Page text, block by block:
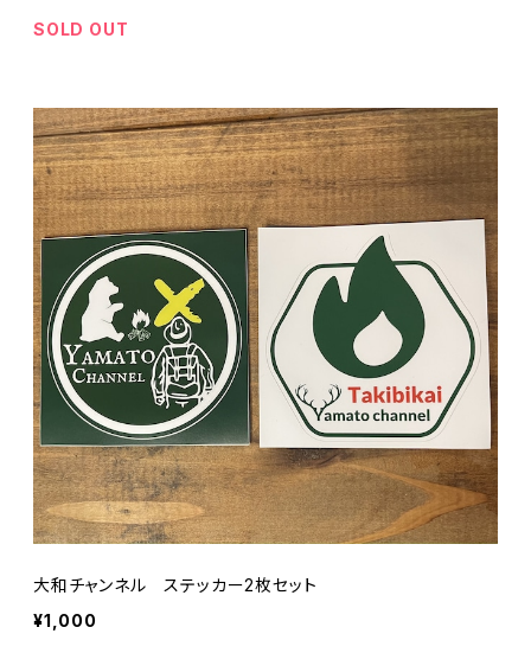
SOLD OUT
大和チャンネル ステッカー2枚セット
¥1,000